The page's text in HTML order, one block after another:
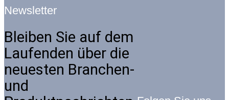
Newsletter
Bleiben Sie auf dem
Laufenden über die
neuesten Branchen-
und